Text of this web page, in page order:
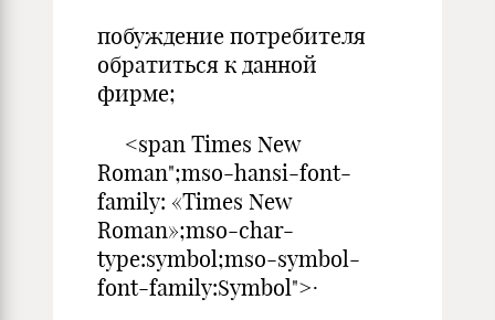
побуждение потребителя
обратиться к данной
фирме;
<span Times New
Roman";mso-hansi-font-
family: «Times New
Roman»;mso-char-
type:symbol;mso-symbol-
font-family:Symbol">·